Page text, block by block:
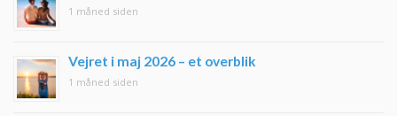
1 måned siden
Vejret i maj 2026 – et overblik
1 måned siden